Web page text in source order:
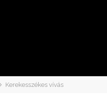
Kerekesszékes vívás